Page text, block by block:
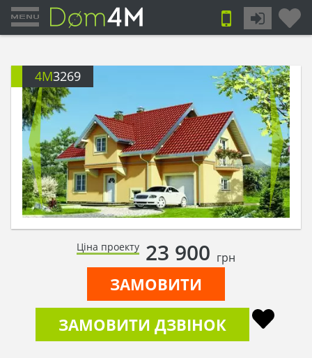
4M3269
Ціна проекту 23 900 грн
ЗАМОВИТИ
ЗАМОВИТИ ДЗВІНОК